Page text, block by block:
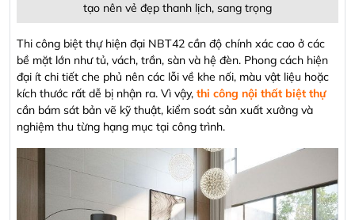
tạo nên vẻ đẹp thanh lịch, sang trọng
Thi công biệt thự hiện đại NBT42 cần độ chính xác cao ở các
bề mặt lớn như tủ, vách, trần, sàn và hệ đèn. Phong cách hiện
đại ít chi tiết che phủ nên các lỗi về khe nối, màu vật liệu hoặc
kích thước rất dễ bị nhận ra. Vì vậy, thi công nội thất biệt thự
cần bám sát bản vẽ kỹ thuật, kiểm soát sản xuất xưởng và
nghiệm thu từng hạng mục tại công trình.